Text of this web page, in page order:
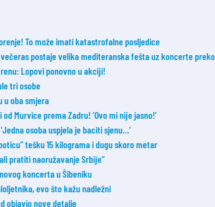
To može imati katastrofalne posljedice
večeras postaje velika mediteranska fešta uz koncerte
Lopovi ponovno u akciji!
tri osobe
u oba smjera
Murvice prema Zadru! ‘Ovo mi nije jasno!’
osoba uspjela je baciti sjenu…’
tešku 15 kilograma i dugu skoro metar
pratiti naoružavanje Srbije”
koncerta u Šibeniku
evo što kažu nadležni
objavio nove detalje